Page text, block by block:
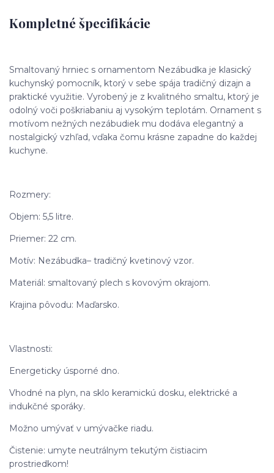
Kompletné špecifikácie
Smaltovaný hrniec s ornamentom Nezábudka je klasický
kuchynský pomocník, ktorý v sebe spája tradičný dizajn a
praktické využitie. Vyrobený je z kvalitného smaltu, ktorý je
odolný voči poškriabaniu aj vysokým teplotám. Ornament s
motívom nežných nezábudiek mu dodáva elegantný a
nostalgický vzhľad, vďaka čomu krásne zapadne do každej
kuchyne.
Rozmery:
Objem: 5,5 litre.
Priemer: 22 cm.
Motív: Nezábudka– tradičný kvetinový vzor.
Materiál: smaltovaný plech s kovovým okrajom.
Krajina pôvodu: Maďarsko.
Vlastnosti:
Energeticky úsporné dno.
Vhodné na plyn, na sklo keramickú dosku, elektrické a
indukčné sporáky.
Možno umývať v umývačke riadu.
Čistenie: umyte neutrálnym tekutým čistiacim
prostriedkom!